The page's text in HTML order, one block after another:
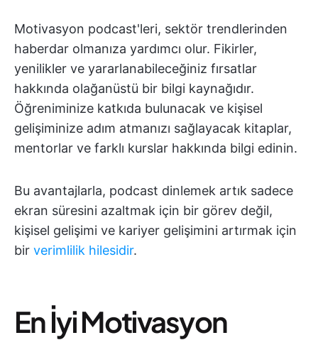
Motivasyon podcast'leri, sektör trendlerinden
haberdar olmanıza yardımcı olur. Fikirler,
yenilikler ve yararlanabileceğiniz fırsatlar
hakkında olağanüstü bir bilgi kaynağıdır.
Öğreniminize katkıda bulunacak ve kişisel
gelişiminize adım atmanızı sağlayacak kitaplar,
mentorlar ve farklı kurslar hakkında bilgi edinin.
Bu avantajlarla, podcast dinlemek artık sadece
ekran süresini azaltmak için bir görev değil,
kişisel gelişimi ve kariyer gelişimini artırmak için
bir verimlilik hilesidir.
En İyi Motivasyon